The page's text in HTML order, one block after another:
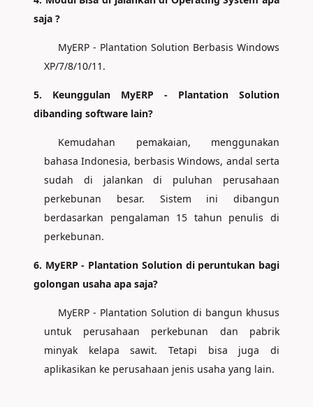
saja ?
MyERP - Plantation Solution Berbasis Windows
XP/7/8/10/11.
5. Keunggulan MyERP - Plantation Solution
dibanding software lain?
Kemudahan pemakaian, menggunakan
bahasa Indonesia, berbasis Windows, andal serta
sudah di jalankan di puluhan perusahaan
perkebunan besar. Sistem ini dibangun
berdasarkan pengalaman 15 tahun penulis di
perkebunan.
6. MyERP - Plantation Solution di peruntukan bagi
golongan usaha apa saja?
MyERP - Plantation Solution di bangun khusus
untuk perusahaan perkebunan dan pabrik
minyak kelapa sawit. Tetapi bisa juga di
aplikasikan ke perusahaan jenis usaha yang lain.